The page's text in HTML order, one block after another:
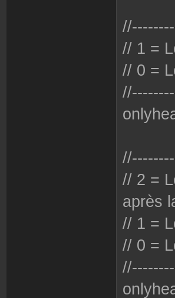
// 1 =
// 0 =
// 2 =
après
// 1 =
// 0 =